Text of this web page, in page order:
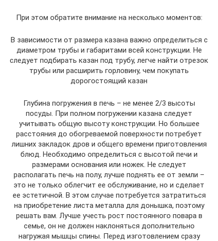
При этом обратите внимание на несколько моментов:
В зависимости от размера казана важно определиться с
диаметром трубы и габаритами всей конструкции. Не
следует подбирать казан под трубу, легче найти отрезок
трубы или расширить горловину, чем покупать
дорогостоящий казан
Глубина погружения в печь – не менее 2/3 высоты
посуды. При полном погружении казана следует
учитывать общую высоту конструкции. Но большее
расстояния до обогреваемой поверхности потребует
лишних закладок дров и общего времени приготовления
блюд. Необходимо определиться с высотой печи и
размерами основания или ножек. Не следует
располагать печь на полу, лучше поднять ее от земли –
это не только облегчит ее обслуживание, но и сделает
ее эстетичной. В этом случае потребуется затратиться
на приобретение листа металла для донышка, поэтому
решать вам. Лучше учесть рост постоянного повара в
семье, он не должен наклоняться дополнительно
нагружая мышцы спины. Перед изготовлением сразу